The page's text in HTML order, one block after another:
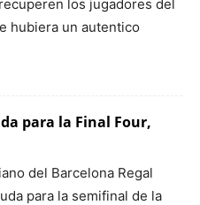
los jugadores del
hubiera un autentico
para la Final Four,
del Barcelona Regal
para la semifinal de la